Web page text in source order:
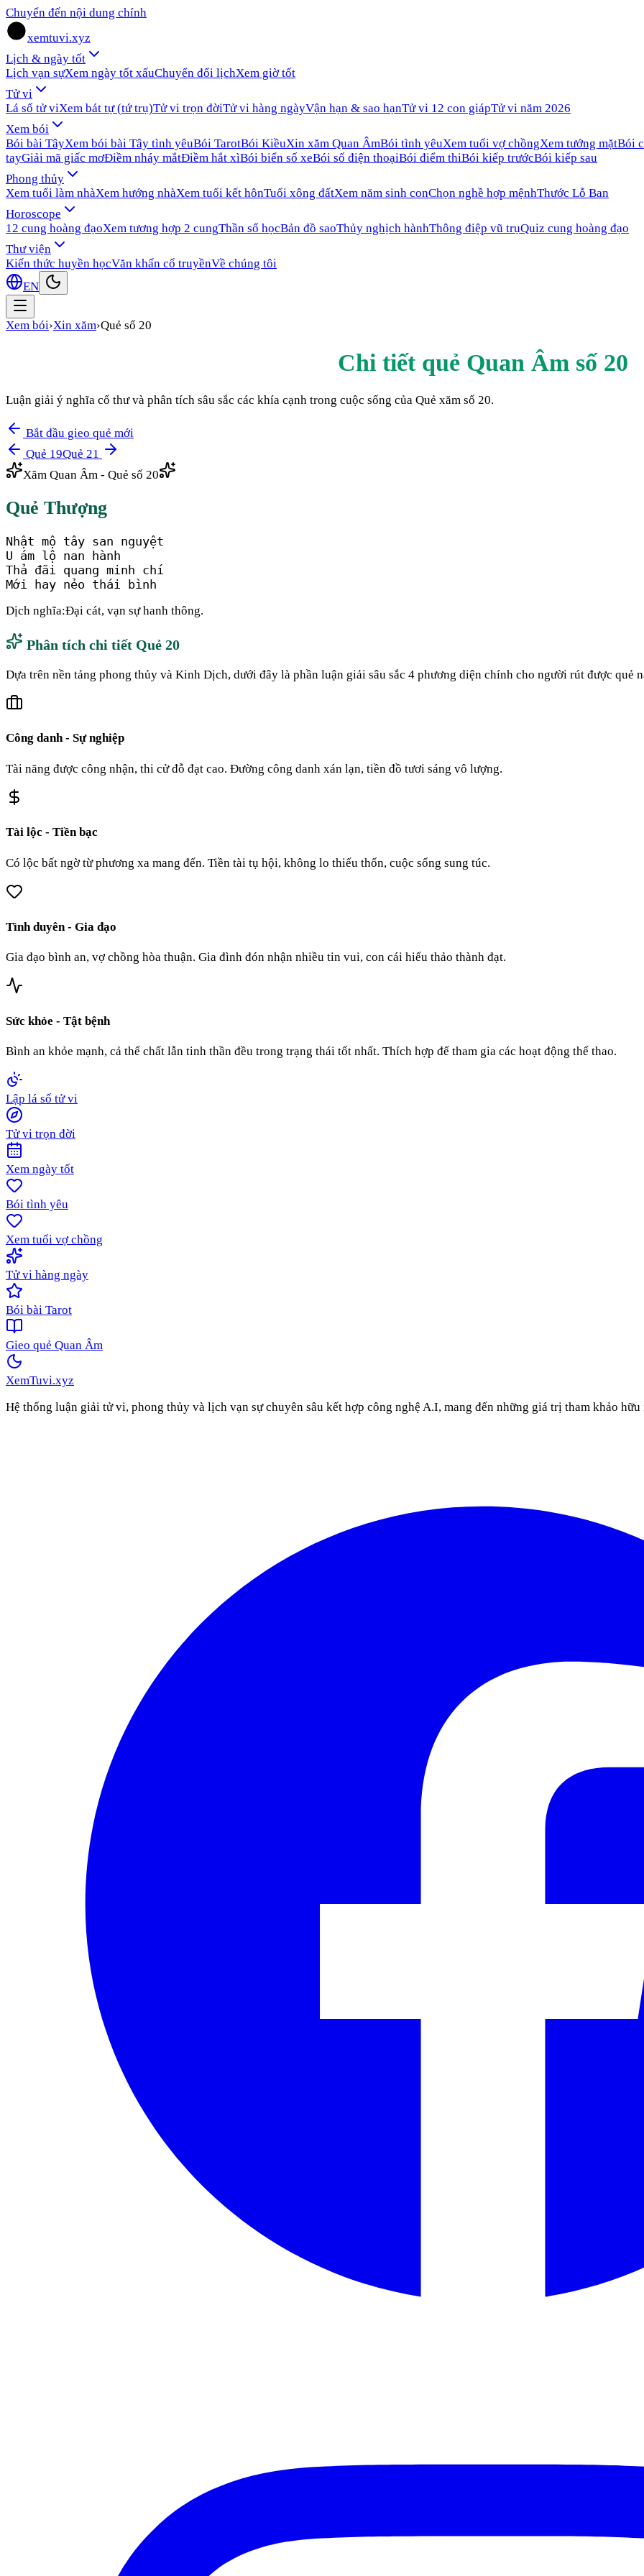
Chuyển đến nội dung chính
xemtuvi.xyz
Lịch & ngày tốt
Lịch vạn sựXem ngày tốt xấuChuyển đổi lịchXem giờ tốt
Tử vi
Lá số tử viXem bát tự (tứ trụ)Tử vi trọn đờiTử vi hàng ngàyVận hạn & sao hạnTử vi 12 con giápTử vi năm 2026
Xem bói
Bói bài TâyXem bói bài Tây tình yêuBói TarotBói KiềuXin xăm Quan ÂmBói tình yêuXem tuổi vợ chồngXem tướng mặtBói
tayGiải mã giấc mơĐiềm nháy mắtĐiềm hắt xìBói biển số xeBói số điện thoạiBói điểm thiBói kiếp trướcBói kiếp sau
Phong thủy
Xem tuổi làm nhàXem hướng nhàXem tuổi kết hônTuổi xông đấtXem năm sinh conChọn nghề hợp mệnhThước Lỗ Ban
Horoscope
12 cung hoàng đạoXem tương hợp 2 cungThần số họcBản đồ saoThủy nghịch hànhThông điệp vũ trụQuiz cung hoàng đạo
Thư viện
Kiến thức huyền họcVăn khấn cổ truyềnVề chúng tôi
EN
Xem bói›Xin xăm›Quẻ số 20
Chi tiết quẻ Quan Âm số 20
Luận giải ý nghĩa cổ thư và phân tích sâu sắc các khía cạnh trong cuộc sống của Quẻ xăm số 20.
Bắt đầu gieo quẻ mới
Quẻ 19Quẻ 21
Xăm Quan Âm - Quẻ số 20
Quẻ Thượng
Nhật mộ tây san nguyệt
U ám lộ nan hành
Thả đãi quang minh chí
Mới hay nẻo thái bình
Dịch nghĩa:Đại cát, vạn sự hanh thông.
Phân tích chi tiết Quẻ 20
Dựa trên nền tảng phong thủy và Kinh Dịch, dưới đây là phần luận giải sâu sắc 4 phương diện chính cho người rút được quẻ
Công danh - Sự nghiệp
Tài năng được công nhận, thi cử đỗ đạt cao. Đường công danh xán lạn, tiền đồ tươi sáng vô lượng.
Tài lộc - Tiền bạc
Có lộc bất ngờ từ phương xa mang đến. Tiền tài tụ hội, không lo thiếu thốn, cuộc sống sung túc.
Tình duyên - Gia đạo
Gia đạo bình an, vợ chồng hòa thuận. Gia đình đón nhận nhiều tin vui, con cái hiếu thảo thành đạt.
Sức khỏe - Tật bệnh
Bình an khỏe mạnh, cả thể chất lẫn tinh thần đều trong trạng thái tốt nhất. Thích hợp để tham gia các hoạt động thể thao.
Lập lá số tử vi
Tử vi trọn đời
Xem ngày tốt
Bói tình yêu
Xem tuổi vợ chồng
Tử vi hàng ngày
Bói bài Tarot
Gieo quẻ Quan Âm
XemTuvi.xyz
Hệ thống luận giải tử vi, phong thủy và lịch vạn sự chuyên sâu kết hợp công nghệ A.I, mang đến những giá trị tham khảo